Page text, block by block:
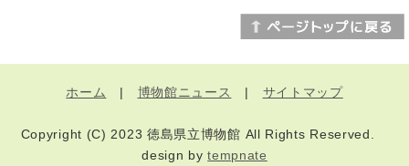
ホーム | 博物館ニュース | サイトマップ
Copyright (C) 2023 徳島県立博物館 All Rights Reserved.
design bytempnate